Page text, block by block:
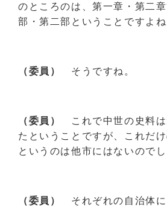
のところのは、第一章・第二
部・第二部ということですよね
（委員） そうですね。
（委員）
これで中世の史料
たということですが、これだ
というのは他市にはないのでし
（委員） それぞれの自治体